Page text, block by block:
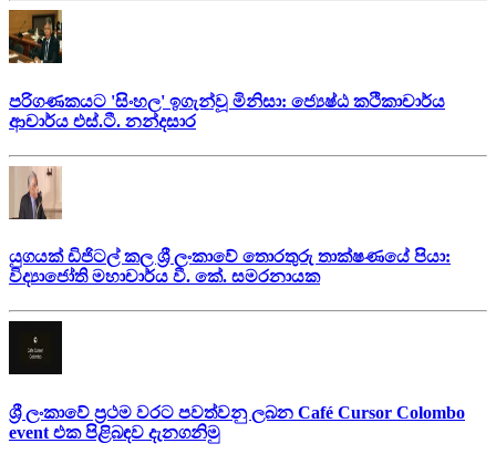
පරිගණකයට 'සිංහල' ඉගැන්වූ මිනිසා: ජ්‍යෙෂ්ඨ කථිකාචාර්ය
ආචාර්ය එස්.ටී. නන්දසාර
යුගයක් ඩිජිටල් කල ශ්‍රී ලංකාවේ තොරතුරු තාක්ෂණයේ පියා:
විද්‍යාජෝති මහාචාර්ය වී. කේ. සමරනායක
ශ්‍රී ලංකාවේ ප්‍රථම වරට පවත්වනු ලබන Café Cursor Colombo
event එක පිළිබඳව දැනගනිමු